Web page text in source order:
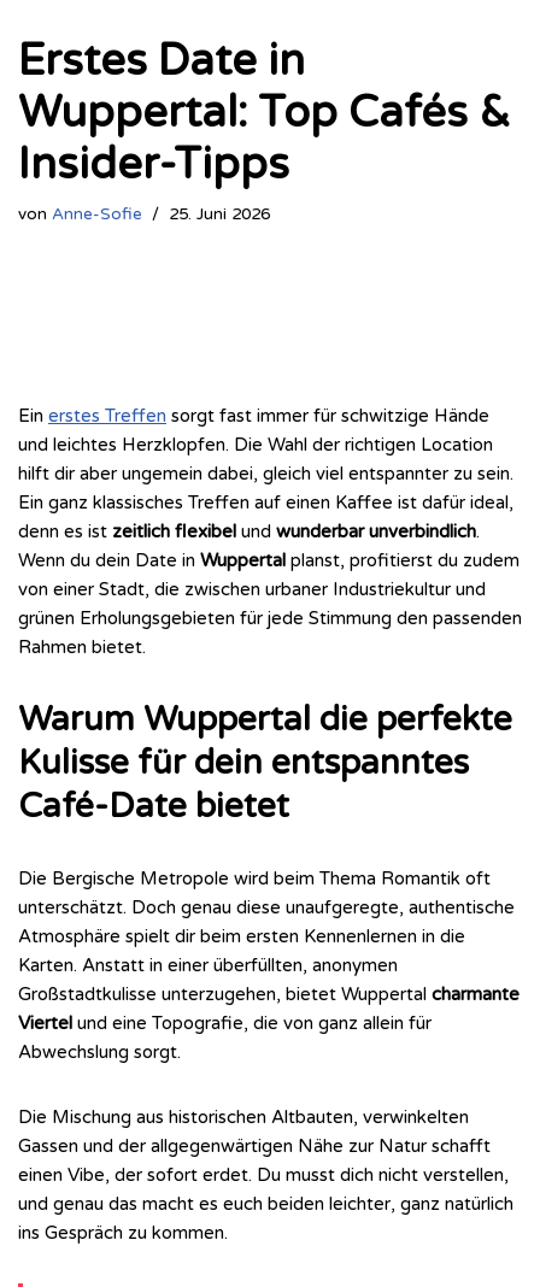
Erstes Date in
Wuppertal: Top Cafés &
Insider-Tipps
von Anne-Sofie 25. Juni 2026
Ein erstes Treffen sorgt fast immer für schwitzige Hände
und leichtes Herzklopfen. Die Wahl der richtigen Location
hilft dir aber ungemein dabei, gleich viel entspannter zu sein.
Ein ganz klassisches Treffen auf einen Kaffee ist dafür ideal,
denn es ist zeitlich flexibel und wunderbar unverbindlich.
Wenn du dein Date in Wuppertal planst, profitierst du zudem
von einer Stadt, die zwischen urbaner Industriekultur und
grünen Erholungsgebieten für jede Stimmung den passenden
Rahmen bietet.
Warum Wuppertal die perfekte
Kulisse für dein entspanntes
Café-Date bietet
Die Bergische Metropole wird beim Thema Romantik oft
unterschätzt. Doch genau diese unaufgeregte, authentische
Atmosphäre spielt dir beim ersten Kennenlernen in die
Karten. Anstatt in einer überfüllten, anonymen
Großstadtkulisse unterzugehen, bietet Wuppertal charmante
Viertel und eine Topografie, die von ganz allein für
Abwechslung sorgt.
Die Mischung aus historischen Altbauten, verwinkelten
Gassen und der allgegenwärtigen Nähe zur Natur schafft
einen Vibe, der sofort erdet. Du musst dich nicht verstellen,
und genau das macht es euch beiden leichter, ganz natürlich
ins Gespräch zu kommen.